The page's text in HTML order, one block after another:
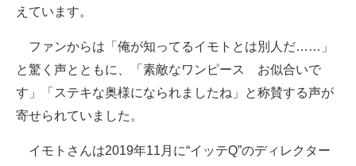
えています。
ファンからは「俺が知ってるイモトとは別人だ……」
と驚く声とともに、「素敵なワンピース お似合いで
す」「ステキな奥様になられましたね」と称賛する声が
寄せられていました。
イモトさんは2019年11月に“イッテQ”のディレクター